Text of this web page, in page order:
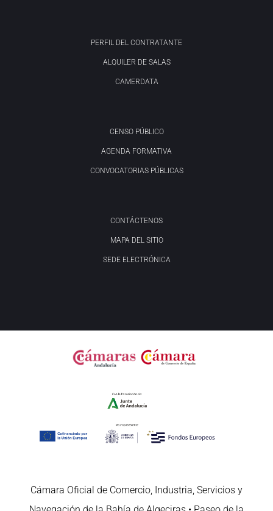
PERFIL DEL CONTRATANTE
ALQUILER DE SALAS
CAMERDATA
CENSO PÚBLICO
AGENDA FORMATIVA
CONVOCATORIAS PÚBLICAS
CONTÁCTENOS
MAPA DEL SITIO
SEDE ELECTRÓNICA
Cámara Oficial de Comercio, Industria, Servicios y